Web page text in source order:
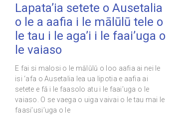
Lapata’ia setete o Ausetalia
o le a aafia i le mālūlū tele o
le tau i le aga’i i le faai’uga o
le vaiaso
E fai si malosi o le mālūlū o loo aafia ai nei le
isi ‘afa o Ausetalia lea ua lipotia e aafia ai
setete e fā i le faasolo atu i le faai’uga o le
vaiaso. O se vaega o uiga vaivai o le tau mai le
faasi’usi’uga o le